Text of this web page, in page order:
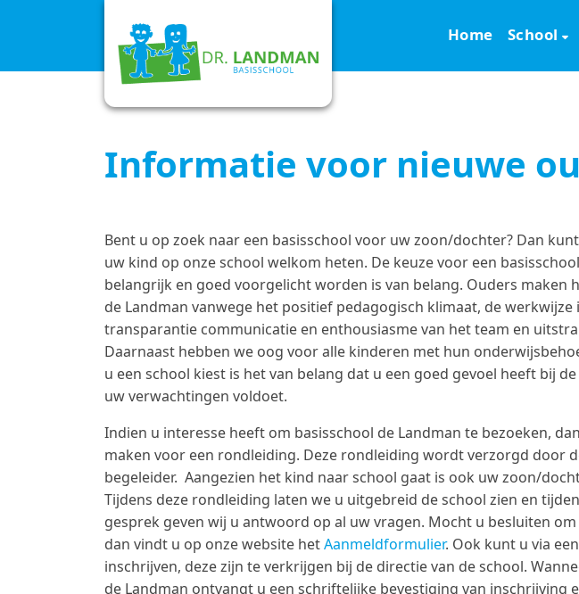
Home School
Informatie voor nieuwe
Bent u op zoek naar een basisschool voor uw zoon/dochter? Dan
uw kind op onze school welkom heten. De keuze voor een
belangrijk en goed voorgelicht worden is van belang. Ouders maken
de Landman vanwege het positief pedagogisch klimaat, de werkwijze
transparantie communicatie en enthousiasme van het team en
Daarnaast hebben we oog voor alle kinderen met hun
u een school kiest is het van belang dat u een goed gevoel heeft bij
uw verwachtingen voldoet.
Indien u interesse heeft om basisschool de Landman te bezoeken,
maken voor een rondleiding. Deze rondleiding wordt verzorgd door
begeleider. Aangezien het kind naar school gaat is ook uw zoon/
Tijdens deze rondleiding laten we u uitgebreid de school zien en
gesprek geven wij u antwoord op al uw vragen. Mocht u besluiten
dan vindt u op onze website hetAanmeldformulier. Ook kunt u via
inschrijven, deze zijn te verkrijgen bij de directie van de school.
de Landman ontvangt u een schriftelijke bevestiging van inschrijving